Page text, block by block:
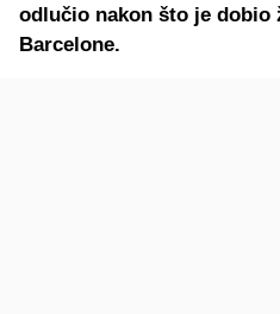
odlučio nakon što je dobio
Barcelone.